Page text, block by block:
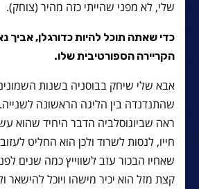
שלי, לא מפני שהייתי כזה מהיר (צוחק).
כדי שאתה תוכל להיות כדורגלן, אביך
הקריירה הספורטיבית שלו.
אבא שלי שיחק בבוסניה בשנות
שהתנדנדה בין הליגה הראשונה
ראה שביוגוסלביה הדבר היחיד שהוא
חייו, לנסות לשרוד ולכן הוא החליט
שאחיו הבכור עזב לשווייץ כמה שנים
קצת מזל הוא יכיר מישהו ויוכל להישאר